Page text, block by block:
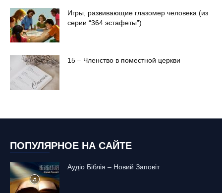
Игры, развивающие глазомер человека (из
серии “364 эстафеты”)
15 – Членство в поместной церкви
ПОПУЛЯРНОЕ НА САЙТЕ
Аудіо Біблія – Новий Заповіт